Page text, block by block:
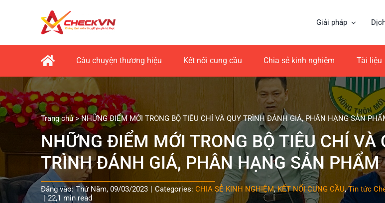
Giải pháp
Câu chuyện thương hiệu Kết nối cung cầu Chia sẻ kinh nghiệm Tài liệu
Trang chủ>NHỮNG ĐIỂM MỚI TRONG BỘ TIÊU CHÍ VÀ QUY TRÌNH ĐÁNH GIÁ, PHÂN HẠNG SẢN
NHỮNG ĐIỂM MỚI TRONG BỘ TIÊU CHÍ VÀ
TRÌNH ĐÁNH GIÁ, PHÂN HẠNG SẢN PHẨM
Đăng vào: Thứ Năm, 09/03/2023 | Categories: CHIA SẺ KINH NGHIỆM,KẾT NỐI CUNG CẦU,Tin tức
| 22,1 min read